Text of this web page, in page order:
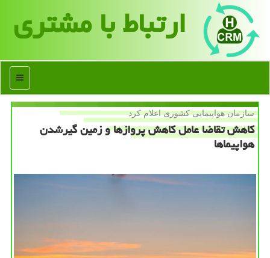
ارتباط با مشتری
منو
سازمان هواپیمایی كشوری اعلام كرد
كاهش تقاضا عامل كاهش پروازها و زمین گیرشدن
هواپیماها